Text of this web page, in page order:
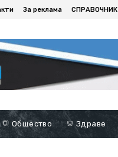
За реклама СПРАВОЧНИК
Общество Здраве